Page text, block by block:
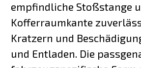
empfindliche Stoßstange
Kofferraumkante
Kratzern und
und Entladen. Die